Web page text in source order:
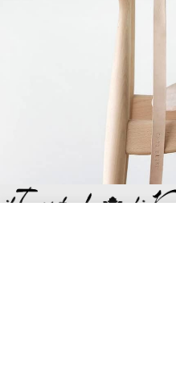
Il Tartufo di Paolo di Menichini